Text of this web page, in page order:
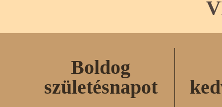
Boldog
születésnapot